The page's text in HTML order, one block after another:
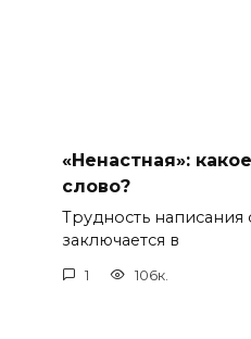
«Ненастная»:
слово?
Трудность написания
заключается в
1 106к.